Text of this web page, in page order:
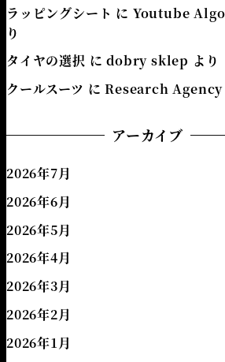
ラッピングシート に Youtube
り
タイヤの選択 にdobry sklep より
クールスーツ にResearch Agency
アーカイブ
2026年7月
2026年6月
2026年5月
2026年4月
2026年3月
2026年2月
2026年1月